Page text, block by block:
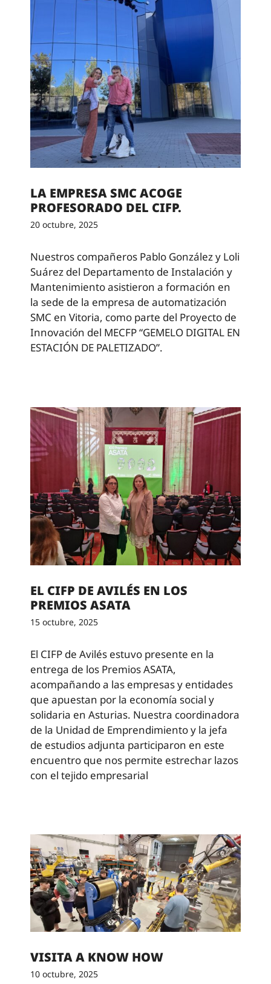
LA EMPRESA SMC ACOGE
PROFESORADO DEL CIFP.
20 octubre, 2025
Nuestros compañeros Pablo González y Loli
Suárez del Departamento de Instalación y
Mantenimiento asistieron a formación en
la sede de la empresa de automatización
SMC en Vitoria, como parte del Proyecto de
Innovación del MECFP “GEMELO DIGITAL EN
ESTACIÓN DE PALETIZADO”.
EL CIFP DE AVILÉS EN LOS
PREMIOS ASATA
15 octubre, 2025
El CIFP de Avilés estuvo presente en la
entrega de los Premios ASATA,
acompañando a las empresas y entidades
que apuestan por la economía social y
solidaria en Asturias. Nuestra coordinadora
de la Unidad de Emprendimiento y la jefa
de estudios adjunta participaron en este
encuentro que nos permite estrechar lazos
con el tejido empresarial
VISITA A KNOW HOW
10 octubre, 2025